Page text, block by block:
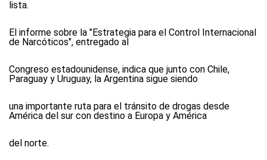
lista.
El informe sobre la "Estrategia para el Control Internacional
de Narcóticos", entregado al
Congreso estadounidense, indica que junto con Chile,
Paraguay y Uruguay, la Argentina sigue siendo
una importante ruta para el tránsito de drogas desde
América del sur con destino a Europa y América
del norte.